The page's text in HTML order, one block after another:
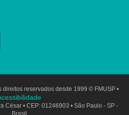
direitos reservados desde 1999 © FMUSP •
César • CEP: 01246903 • São Paulo - SP -
Brasil